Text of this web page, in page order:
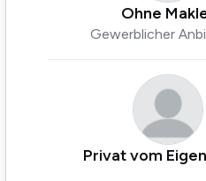
Ohne
Gewerblicher
Privat vom